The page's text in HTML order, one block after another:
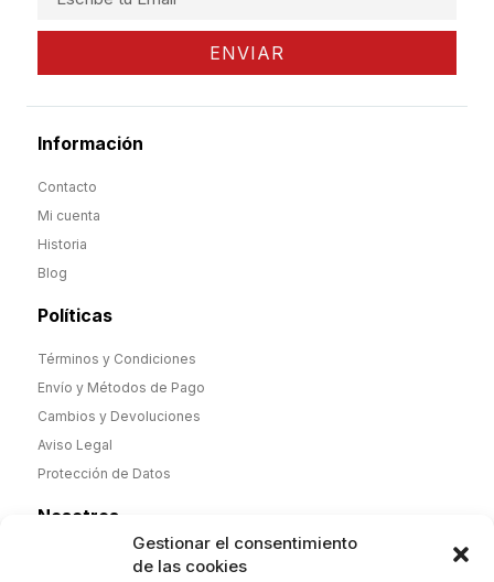
Gestionar el consentimiento
de las cookies
ENVIAR
Información
Contacto
Mi cuenta
Historia
Blog
Políticas
Términos y Condiciones
Envío y Métodos de Pago
Cambios y Devoluciones
Aviso Legal
Protección de Datos
Nosotros
Desde noviembre de 2025 nueva dirección y nueva etapa,